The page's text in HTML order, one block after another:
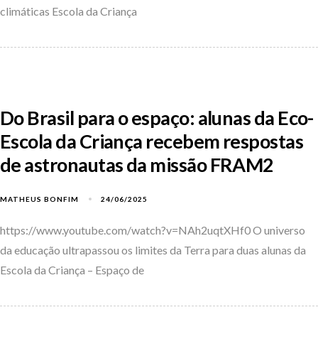
climáticas Escola da Criança
Do Brasil para o espaço: alunas da Eco-
Escola da Criança recebem respostas
de astronautas da missão FRAM2
MATHEUS BONFIM 24/06/2025
https://www.youtube.com/watch?v=NAh2uqtXHf0 O universo
da educação ultrapassou os limites da Terra para duas alunas da
Escola da Criança – Espaço de